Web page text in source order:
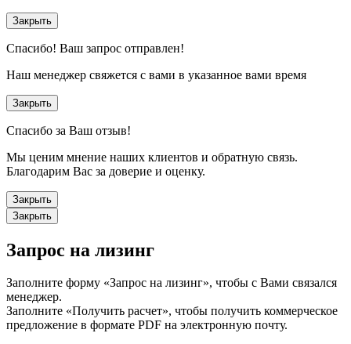
Закрыть
Спасибо! Ваш запрос отправлен!
Наш менеджер свяжется с вами в указанное вами время
Закрыть
Спасибо за Ваш отзыв!
Мы ценим мнение наших клиентов и обратную связь.
Благодарим Вас за доверие и оценку.
Закрыть
Закрыть
Запрос на лизинг
Заполните форму «Запрос на лизинг», чтобы с Вами связался
менеджер.
Заполните «Получить расчет», чтобы получить коммерческое
предложение в формате PDF на электронную почту.